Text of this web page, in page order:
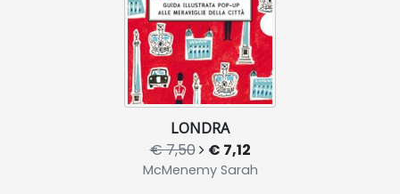
LONDRA
€ 7,50 € 7,12
McMenemy Sarah